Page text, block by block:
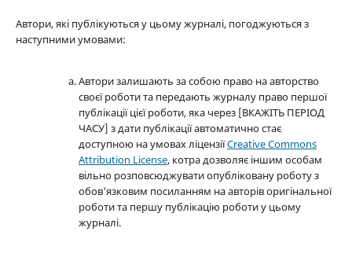
Автори, які публікуються у цьому журналі, погоджуються з
наступними умовами:
Автори залишають за собою право на авторство
своєї роботи та передають журналу право першої
публікації цієї роботи, яка через [ВКАЖІТЬ ПЕРІОД
ЧАСУ] з дати публікації автоматично стає
доступною на умовах ліцензіїCreative Commons
Attribution License, котра дозволяє іншим особам
вільно розповсюджувати опубліковану роботу з
обов'язковим посиланням на авторів оригінальної
роботи та першу публікацію роботи у цьому
журналі.